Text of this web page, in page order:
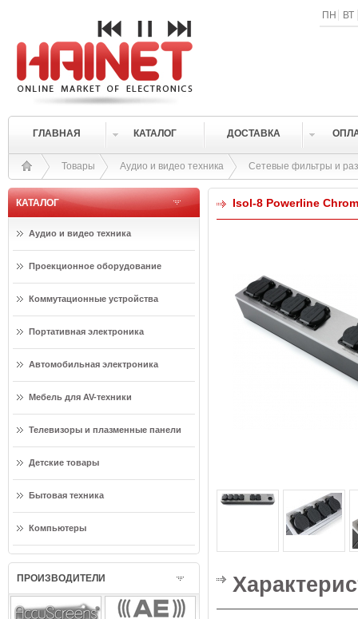
ПН ВТ
ГЛАВНАЯ КАТАЛОГ ДОСТАВКА
Товары Аудио и видео техника Сетевые фильтры и
КАТАЛОГ
Аудио и видео техника
Проекционное оборудование
Коммутационные устройства
Портативная электроника
Автомобильная электроника
Мебель для AV-техники
Телевизоры и плазменные панели
Детские товары
Бытовая техника
Компьютеры
ПРОИЗВОДИТЕЛИ
Isol-8 Powerline